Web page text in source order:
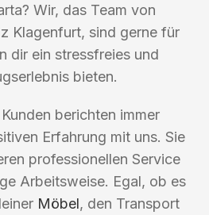
Wir, das Team von
Klagenfurt, sind gerne für
dir ein stressfreies und
bieten.
berichten immer
Erfahrung mit uns. Sie
professionellen Service
Arbeitsweise. Egal, ob es
Möbel, den Transport